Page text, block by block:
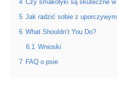
4 Czy smakołyki są skuteczne
5 Jak radzić sobie z
6 What Shouldn’t You Do?
6.1 Wnioski
7 FAQ o psie